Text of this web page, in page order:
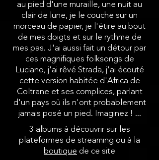
au pied d'une muraille, une nuit au
clair de lune, je le couche sur un
morceau de papier, je l'étire au bout
de mes doigts et sur le rythme de
mes pas. J'ai aussi fait un détour par
ces magnifiques folksongs de
Luciano, j'ai rêvé Strada, j'ai écouté
cette version habitée d'Africa de
Coltrane et ses complices, parlant
d'un pays où ils n'ont probablement
jamais posé un pied. Imaginez ! ...
3 albums à découvrir sur les
plateformes de streaming ou à la
boutique de ce site